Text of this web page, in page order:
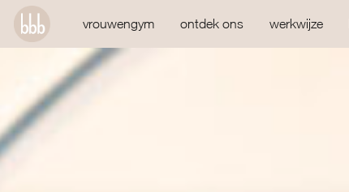
vrouwengym ontdek ons werkwijze